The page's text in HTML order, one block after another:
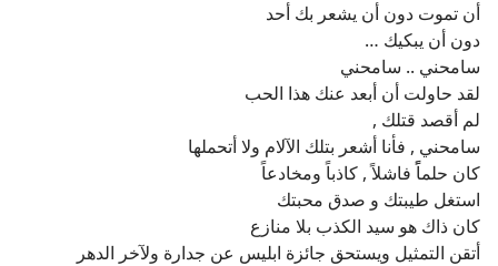
أن تموت دون أن يشعر بك أحد
دون أن يبكيك …
سامحني .. سامحني
لقد حاولت أن أبعد عنك هذا الحب
لم أقصد قتلك ,
سامحني , فأنا أشعر بتلك الآلام ولا أتحملها
كان حلماًً فاشلاً , كاذباً ومخادعاً
استغل طيبتك و صدق محبتك
كان ذاك هو سيد الكذب بلا منازع
أتقن التمثيل ويستحق جائزة ابليس عن جدارة ولآخر الدهر